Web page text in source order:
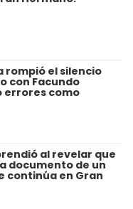
rompió el silencio
con Facundo
errores como
al revelar que
documento de un
continúa en Gran